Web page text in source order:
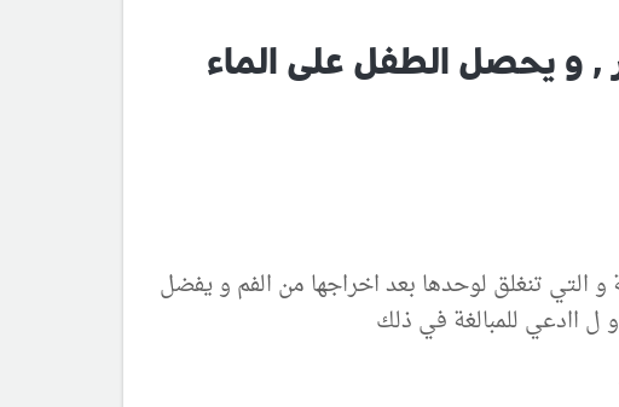
الطفل الماء في الجو الحار بعد عمر 6 أشهر , و يحصل الطفل على الماء
و التي تنغلق لوحدها بعد اخراجها من الفم و يفضل
ل اادعي للمبالغة في ذلك